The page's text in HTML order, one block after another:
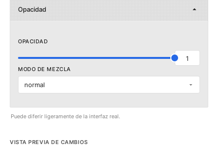
Opacidad
OPACIDAD
1
MODO DE MEZCLA
normal
Puede diferir ligeramente de la interfaz real.
VISTA PREVIA DE CAMBIOS